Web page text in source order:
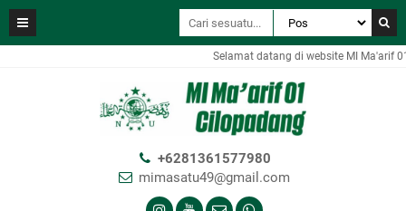
Selamat datang di website MI Ma'arif
+6281361577980
mimasatu49@gmail.com